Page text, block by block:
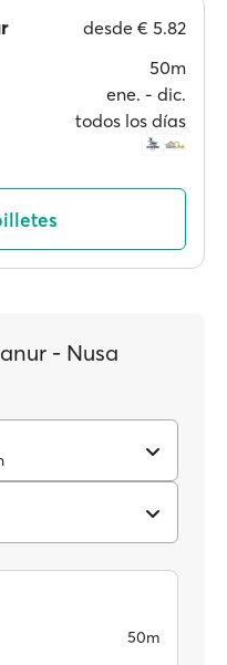
desde € 5.82
50m
ene. ‐ dic.
todos los días
- Nusa
50m